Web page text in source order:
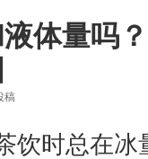
体量吗
稿
饮时总在冰